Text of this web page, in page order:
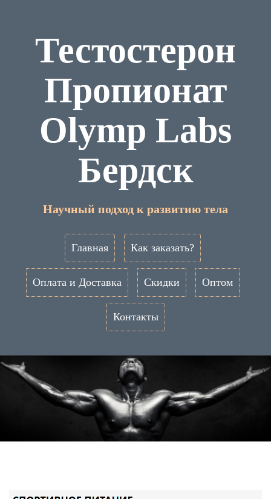
Тестостерон
Пропионат
Olymp Labs
Бердск
Научный подход к развитию тела
Главная Как заказать?
Оплата и Доставка Скидки Оптом
Контакты